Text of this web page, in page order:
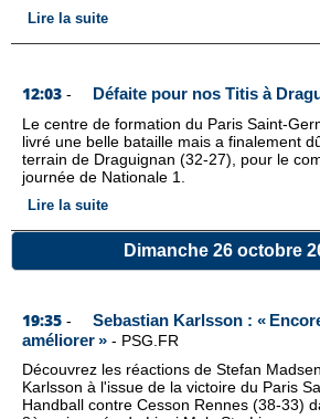
Lire la suite
12:03 - Défaite pour nos Titis à
Le centre de formation du Paris Saint-
livré une belle bataille mais a finalement
terrain de Draguignan (32-27), pour le
journée de Nationale 1.
Lire la suite
Dimanche 26 octobre
19:35 -
Sebastian Karlsson : «
améliorer » - PSG.FR
Découvrez les réactions de Stefan
Karlsson à l'issue de la victoire du Paris
Handball contre Cesson Rennes (38-33)